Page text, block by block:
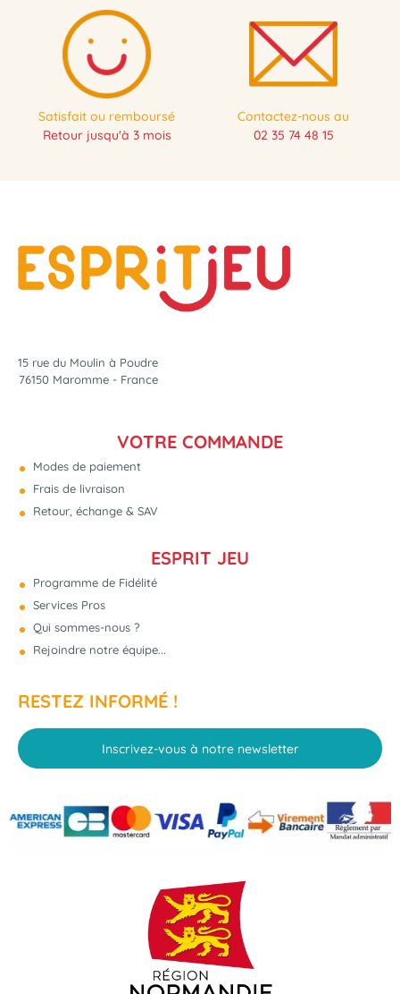
Satisfait ou remboursé
Retour jusqu'à 3 mois
Contactez-nous au
02 35 74 48 15
15 rue du Moulin à Poudre
76150 Maromme - France
VOTRE COMMANDE
Modes de paiement
Frais de livraison
Retour, échange & SAV
ESPRIT JEU
Programme de Fidélité
Services Pros
Qui sommes-nous ?
Rejoindre notre équipe...
RESTEZ INFORMÉ !
Inscrivez-vous à notre newsletter